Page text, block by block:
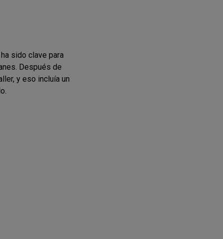
ha sido clave para
Después de
y eso incluía un